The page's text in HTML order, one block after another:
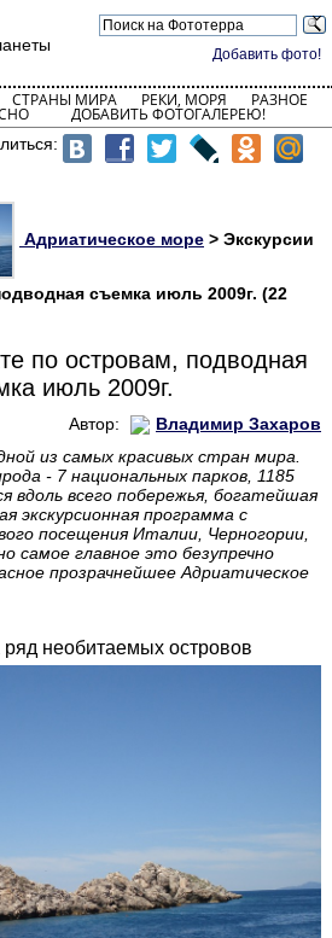
Добавить фото!
СТРАНЫ МИРА РЕКИ, МОРЯ РАЗНОЕ
ДОБАВИТЬ ФОТОГАЛЕРЕЮ!
Адриатическое море > Экскурсии
съемка июль 2009г. (22
по островам, подводная
июль 2009г.
Автор:
Владимир Захаров
из самых красивых стран мира.
- 7 национальных парков, 1185
вдоль всего побережья, богатейшая
экскурсионная программа с
посещения Италии, Черногории,
самое главное это безупречно
прозрачнейшее Адриатическое
необитаемых островов